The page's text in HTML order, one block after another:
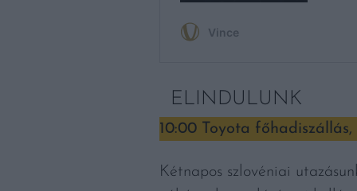
ELINDULUNK
10:00 Toyota főhadiszállás,
Kétnapos szlovéniai